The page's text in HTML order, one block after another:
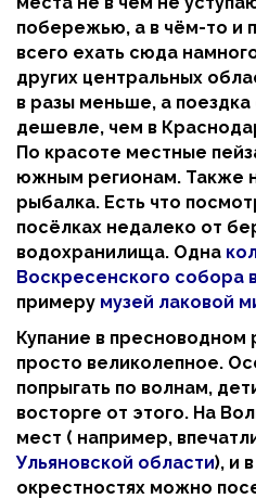
побережью, а в чём-то и
всего ехать сюда
других центральных
в разы меньше, а
дешевле, чем в
По красоте местные
южным регионам. Также
рыбалка. Есть что
посёлках недалеко от
водохранилища. Одна
Воскресенского собора
примеру музей лаковой
Купание в
просто великолепное.
попрыгать по волнам,
восторге от этого. На
мест ( например,
Ульяновской области), и
окрестностях можно